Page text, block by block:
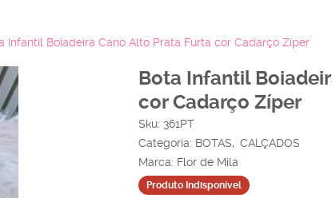
Infantil Boiadeira Cano Alto Prata Furta cor Cadarço Zíper
Bota Infantil
cor Cadarço Zíper
Sku: 361PT
Categoria: BOTAS
CALÇADOS
Marca: Flor de Mila
Produto Indisponível